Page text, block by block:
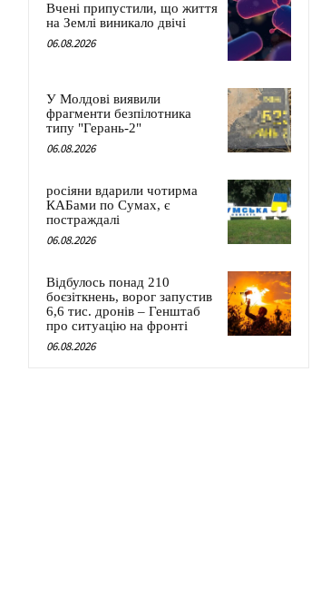
Вчені припустили, що життя
на Землі виникало двічі
06.08.2026
У Молдові виявили
фрагменти безпілотника
типу "Герань-2"
06.08.2026
росіяни вдарили чотирма
КАБами по Сумах, є
постраждалі
06.08.2026
Відбулось понад 210
боєзіткнень, ворог запустив
6,6 тис. дронів – Генштаб
про ситуацію на фронті
06.08.2026